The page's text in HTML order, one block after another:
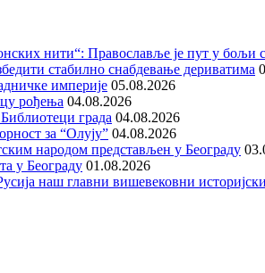
нити“: Православље је пут у бољи
стабилно снабдевање дериватима
империје 05.08.2026
рођења 04.08.2026
града 04.08.2026
за “Олују” 04.08.2026
народом представљен у Београду
у Београду 01.08.2026
наш главни вишевековни